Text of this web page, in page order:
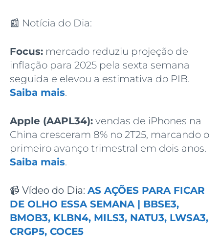
📰 Notícia do Dia:
Focus: mercado reduziu projeção de
inflação para 2025 pela sexta semana
seguida e elevou a estimativa do PIB.
Saiba mais.
Apple (AAPL34): vendas de iPhones na
China cresceram 8% no 2T25, marcando o
primeiro avanço trimestral em dois anos.
Saiba mais.
📹 Vídeo do Dia: AS AÇÕES PARA FICAR
DE OLHO ESSA SEMANA | BBSE3,
BMOB3, KLBN4, MILS3, NATU3, LWSA3,
CRGP5, COCE5